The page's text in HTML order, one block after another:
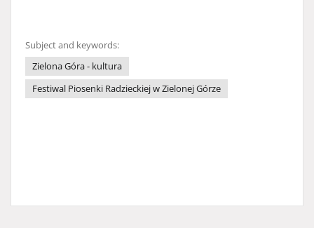
Subject and keywords:
Zielona Góra - kultura
Festiwal Piosenki Radzieckiej w Zielonej Górze